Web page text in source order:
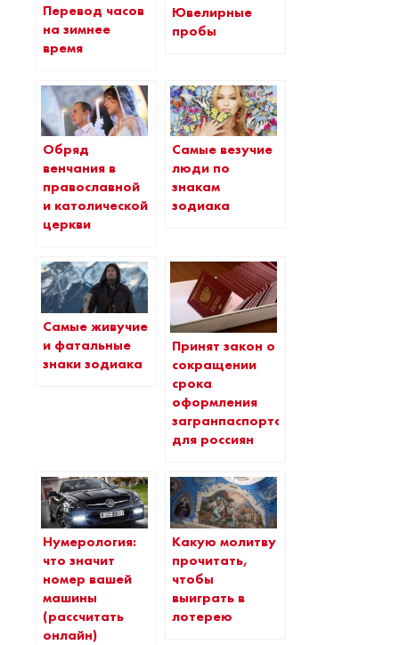
Перевод часов
на зимнее
время
Ювелирные
пробы
Обряд
венчания в
православной
и католической
церкви
Самые везучие
люди по
знакам
зодиака
Самые живучие
и фатальные
знаки зодиака
Принят закон о
сокращении
срока
оформления
загранпаспортов
для россиян
Нумерология:
что значит
номер вашей
машины
(рассчитать
онлайн)
Какую молитву
прочитать,
чтобы
выиграть в
лотерею